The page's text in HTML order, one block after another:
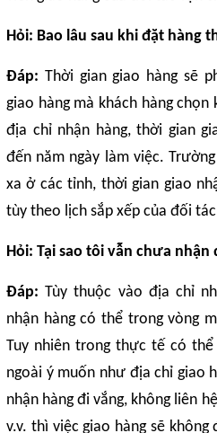
Hỏi: Bao lâu sau khi đặt hàng
Đáp: Thời gian giao hàng sẽ
giao hàng mà khách hàng
địa chỉ nhận hàng, thời gian
đến năm ngày làm việc.
xa ở các tỉnh, thời gian giao
tùy theo lịch sắp xếp của đối
Hỏi: Tại sao tôi vẫn chưa
Đáp: Tùy thuộc vào địa chỉ
nhận hàng có thể trong vòng
Tuy nhiên trong thực tế có
ngoài ý muốn như địa chỉ giao
nhận hàng đi vắng, không liên
v.v. thì việc giao hàng sẽ